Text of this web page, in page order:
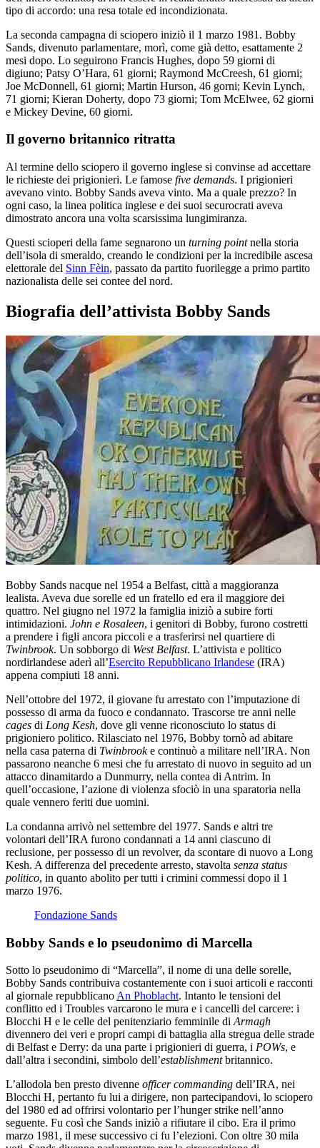
tipo di accordo: una resa totale ed incondizionata.
La seconda campagna di sciopero iniziò il 1 marzo 1981. Bobby
Sands, divenuto parlamentare, morì, come già detto, esattamente 2
mesi dopo. Lo seguirono Francis Hughes, dopo 59 giorni di
digiuno; Patsy O’Hara, 61 giorni; Raymond McCreesh, 61 giorni;
Joe McDonnell, 61 giorni; Martin Hurson, 46 gorni; Kevin Lynch,
71 giorni; Kieran Doherty, dopo 73 giorni; Tom McElwee, 62 giorni
e Mickey Devine, 60 giorni.
Il governo britannico ritratta
Al termine dello sciopero il governo inglese si convinse ad accettare
le richieste dei prigionieri. Le famose five demands. I prigionieri
avevano vinto. Bobby Sands aveva vinto. Ma a quale prezzo? In
ogni caso, la linea politica inglese e dei suoi securocrati aveva
dimostrato ancora una volta scarsissima lungimiranza.
Questi scioperi della fame segnarono un turning pointnella storia
dell’isola di smeraldo, creando le condizioni per la incredibile ascesa
elettorale del Sinn Fèin, passato da partito fuorilegge a primo partito
nazionalista delle sei contee del nord.
Biografia dell’attivista Bobby Sands
Bobby Sands nacque nel 1954 a Belfast, città a maggioranza
lealista. Aveva due sorelle ed un fratello ed era il maggiore dei
quattro. Nel giugno nel 1972 la famiglia iniziò a subire forti
intimidazioni. John e Rosaleen, i genitori di Bobby, furono costretti
a prendere i figli ancora piccoli e a trasferirsi nel quartiere di
Twinbrook. Un sobborgo di West Belfast. L’attivista e politico
nordirlandese aderì all’Esercito Repubblicano Irlandese (IRA)
appena compiuti 18 anni.
Nell’ottobre del 1972, il giovane fu arrestato con l’imputazione di
possesso di arma da fuoco e condannato. Trascorse tre anni nelle
cages di Long Kesh, dove gli venne riconosciuto lo status di
prigioniero politico. Rilasciato nel 1976, Bobby tornò ad abitare
nella casa paterna di Twinbrooke continuò a militare nell’IRA. Non
passarono neanche 6 mesi che fu arrestato di nuovo in seguito ad un
attacco dinamitardo a Dunmurry, nella contea di Antrim. In
quell’occasione, l’azione di violenza sfociò in una sparatoria nella
quale vennero feriti due uomini.
La condanna arrivò nel settembre del 1977. Sands e altri tre
volontari dell’IRA furono condannati a 14 anni ciascuno di
reclusione, per possesso di un revolver, da scontare di nuovo a Long
Kesh. A differenza del precedente arresto, stavolta senza status
politico, in quanto abolito per tutti i crimini commessi dopo il 1
marzo 1976.
Fondazione Sands
Bobby Sands e lo pseudonimo di Marcella
Sotto lo pseudonimo di “Marcella”, il nome di una delle sorelle,
Bobby Sands contribuiva costantemente con i suoi articoli e racconti
al giornale repubblicano An Phoblacht. Intanto le tensioni del
conflitto ed i Troubles varcarono le mura e i cancelli del carcere: i
Blocchi H e le celle del penitenziario femminile di Armagh
divennero dei veri e propri campi di battaglia alla stregua delle strade
di Belfast e Derry: da una parte i prigionieri di guerra, i POWs, e
dall’altra i secondini, simbolo dell’establishmentbritannico.
L’allodola ben presto divenne officer commanding dell’IRA, nei
Blocchi H, pertanto fu lui a dirigere, non partecipandovi, lo sciopero
del 1980 ed ad offrirsi volontario per l’hunger strike nell’anno
seguente. Fu così che Sands iniziò a rifiutare il cibo. Era il primo
marzo 1981, il mese successivo ci fu l’elezioni. Con oltre 30 mila